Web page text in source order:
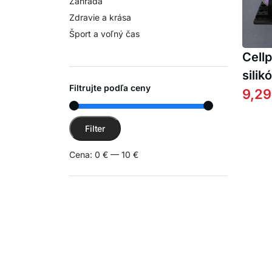
9,29
Zdravie a krása
Šport a voľný čas
Filtrujte podľa ceny
Minimálna cena
Maximálna cena
Filter
Cena: 0 € — 10 €